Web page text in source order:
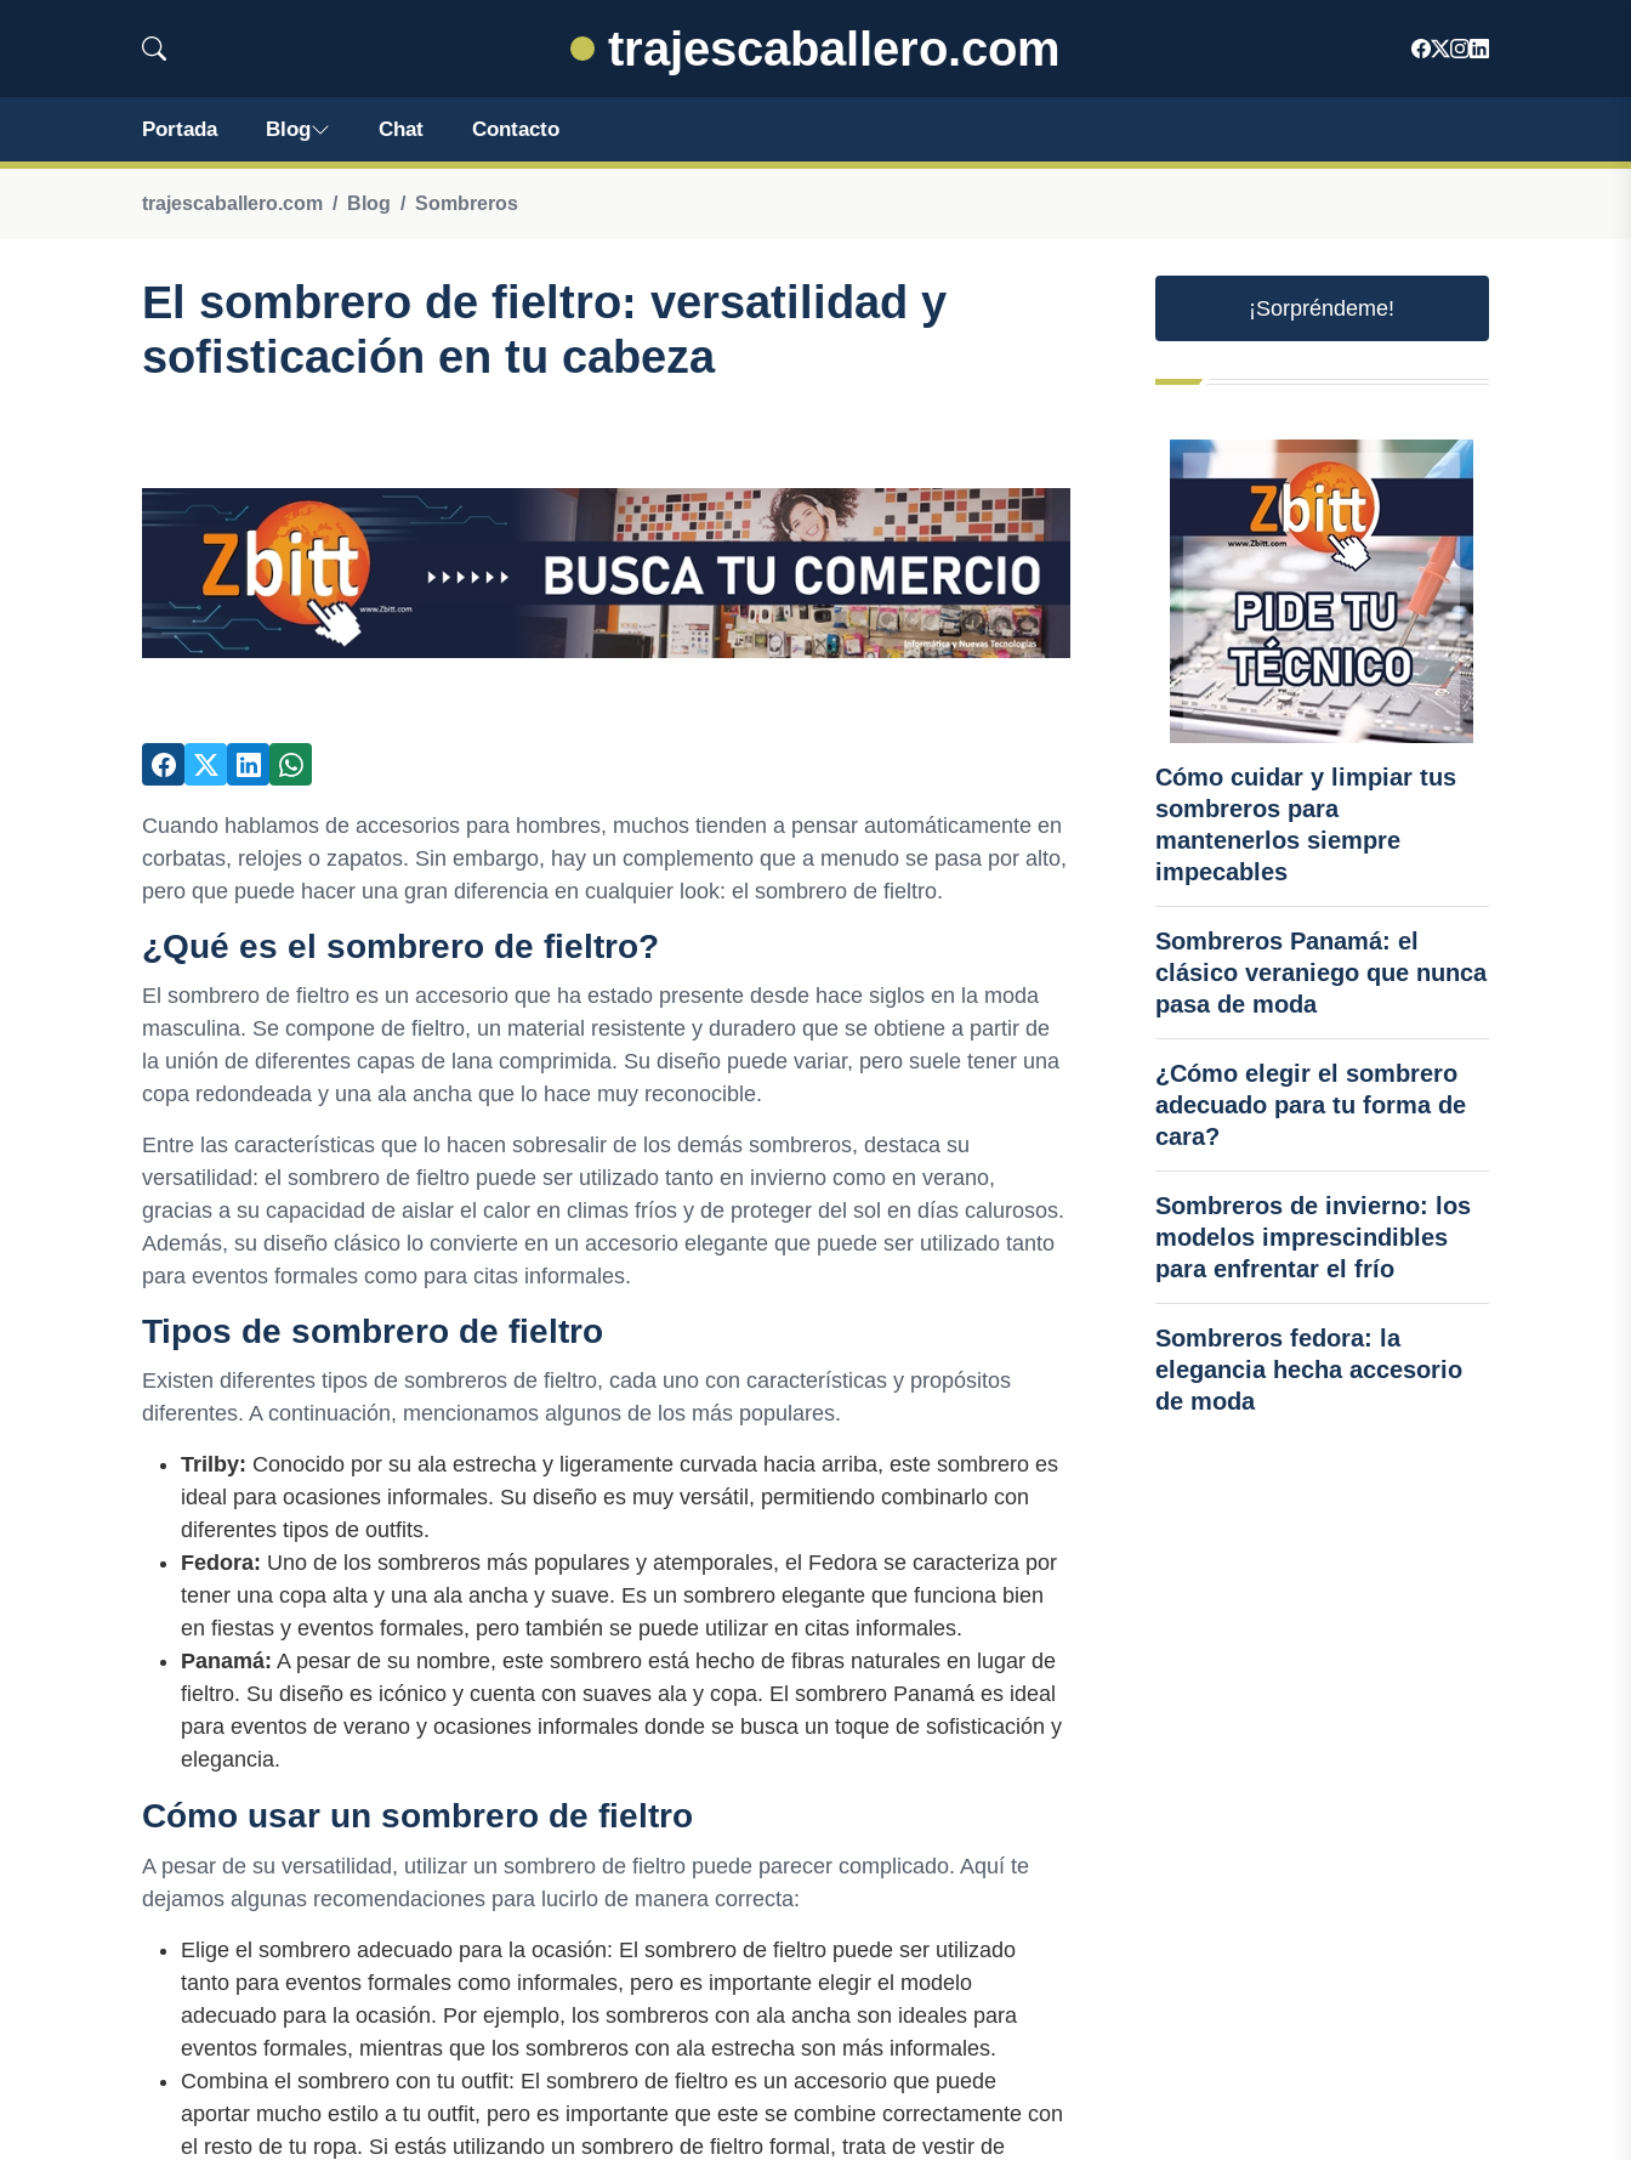
trajescaballero.com
Portada Blog Chat Contacto
trajescaballero.com Blog Sombreros
El sombrero de fieltro: versatilidad y
sofisticación en tu cabeza
Cuando hablamos de accesorios para hombres, muchos tienden a pensar automáticamente en
corbatas, relojes o zapatos. Sin embargo, hay un complemento que a menudo se pasa por alto,
pero que puede hacer una gran diferencia en cualquier look: el sombrero de fieltro.
¿Qué es el sombrero de fieltro?
El sombrero de fieltro es un accesorio que ha estado presente desde hace siglos en la moda
masculina. Se compone de fieltro, un material resistente y duradero que se obtiene a partir de
la unión de diferentes capas de lana comprimida. Su diseño puede variar, pero suele tener una
copa redondeada y una ala ancha que lo hace muy reconocible.
Entre las características que lo hacen sobresalir de los demás sombreros, destaca su
versatilidad: el sombrero de fieltro puede ser utilizado tanto en invierno como en verano,
gracias a su capacidad de aislar el calor en climas fríos y de proteger del sol en días calurosos.
Además, su diseño clásico lo convierte en un accesorio elegante que puede ser utilizado tanto
para eventos formales como para citas informales.
Tipos de sombrero de fieltro
Existen diferentes tipos de sombreros de fieltro, cada uno con características y propósitos
diferentes. A continuación, mencionamos algunos de los más populares.
Trilby: Conocido por su ala estrecha y ligeramente curvada hacia arriba, este sombrero es
ideal para ocasiones informales. Su diseño es muy versátil, permitiendo combinarlo con
diferentes tipos de outfits.
Fedora: Uno de los sombreros más populares y atemporales, el Fedora se caracteriza por
tener una copa alta y una ala ancha y suave. Es un sombrero elegante que funciona bien
en fiestas y eventos formales, pero también se puede utilizar en citas informales.
Panamá: A pesar de su nombre, este sombrero está hecho de fibras naturales en lugar de
fieltro. Su diseño es icónico y cuenta con suaves ala y copa. El sombrero Panamá es ideal
para eventos de verano y ocasiones informales donde se busca un toque de sofisticación y
elegancia.
Cómo usar un sombrero de fieltro
A pesar de su versatilidad, utilizar un sombrero de fieltro puede parecer complicado. Aquí te
dejamos algunas recomendaciones para lucirlo de manera correcta:
Elige el sombrero adecuado para la ocasión: El sombrero de fieltro puede ser utilizado
tanto para eventos formales como informales, pero es importante elegir el modelo
adecuado para la ocasión. Por ejemplo, los sombreros con ala ancha son ideales para
eventos formales, mientras que los sombreros con ala estrecha son más informales.
Combina el sombrero con tu outfit: El sombrero de fieltro es un accesorio que puede
aportar mucho estilo a tu outfit, pero es importante que este se combine correctamente con
el resto de tu ropa. Si estás utilizando un sombrero de fieltro formal, trata de vestir de
¡Sorpréndeme!
Cómo cuidar y limpiar tus
sombreros para
mantenerlos siempre
impecables
Sombreros Panamá: el
clásico veraniego que nunca
pasa de moda
¿Cómo elegir el sombrero
adecuado para tu forma de
cara?
Sombreros de invierno: los
modelos imprescindibles
para enfrentar el frío
Sombreros fedora: la
elegancia hecha accesorio
de moda